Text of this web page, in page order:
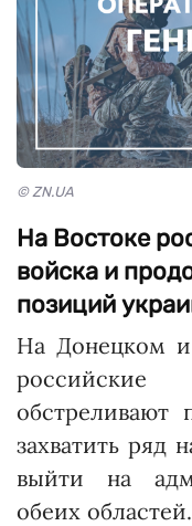
© ZN.UA
На Востоке
войска и
позиций
На Донецком и
российские
захватить ряд
выйти на
обеих